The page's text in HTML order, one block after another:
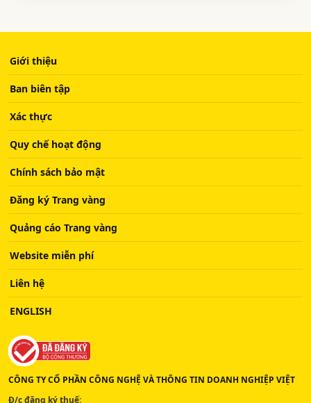
Giới thiệu
Ban biên tập
Xác thực
Quy chế hoạt động
Chính sách bảo mật
Đăng ký Trang vàng
Quảng cáo Trang vàng
Website miễn phí
Liên hệ
ENGLISH
CÔNG TY CỔ PHẦN CÔNG NGHỆ VÀ THÔNG TIN DOANH NGHIỆP VIỆT
Đ/c đăng ký thuế: